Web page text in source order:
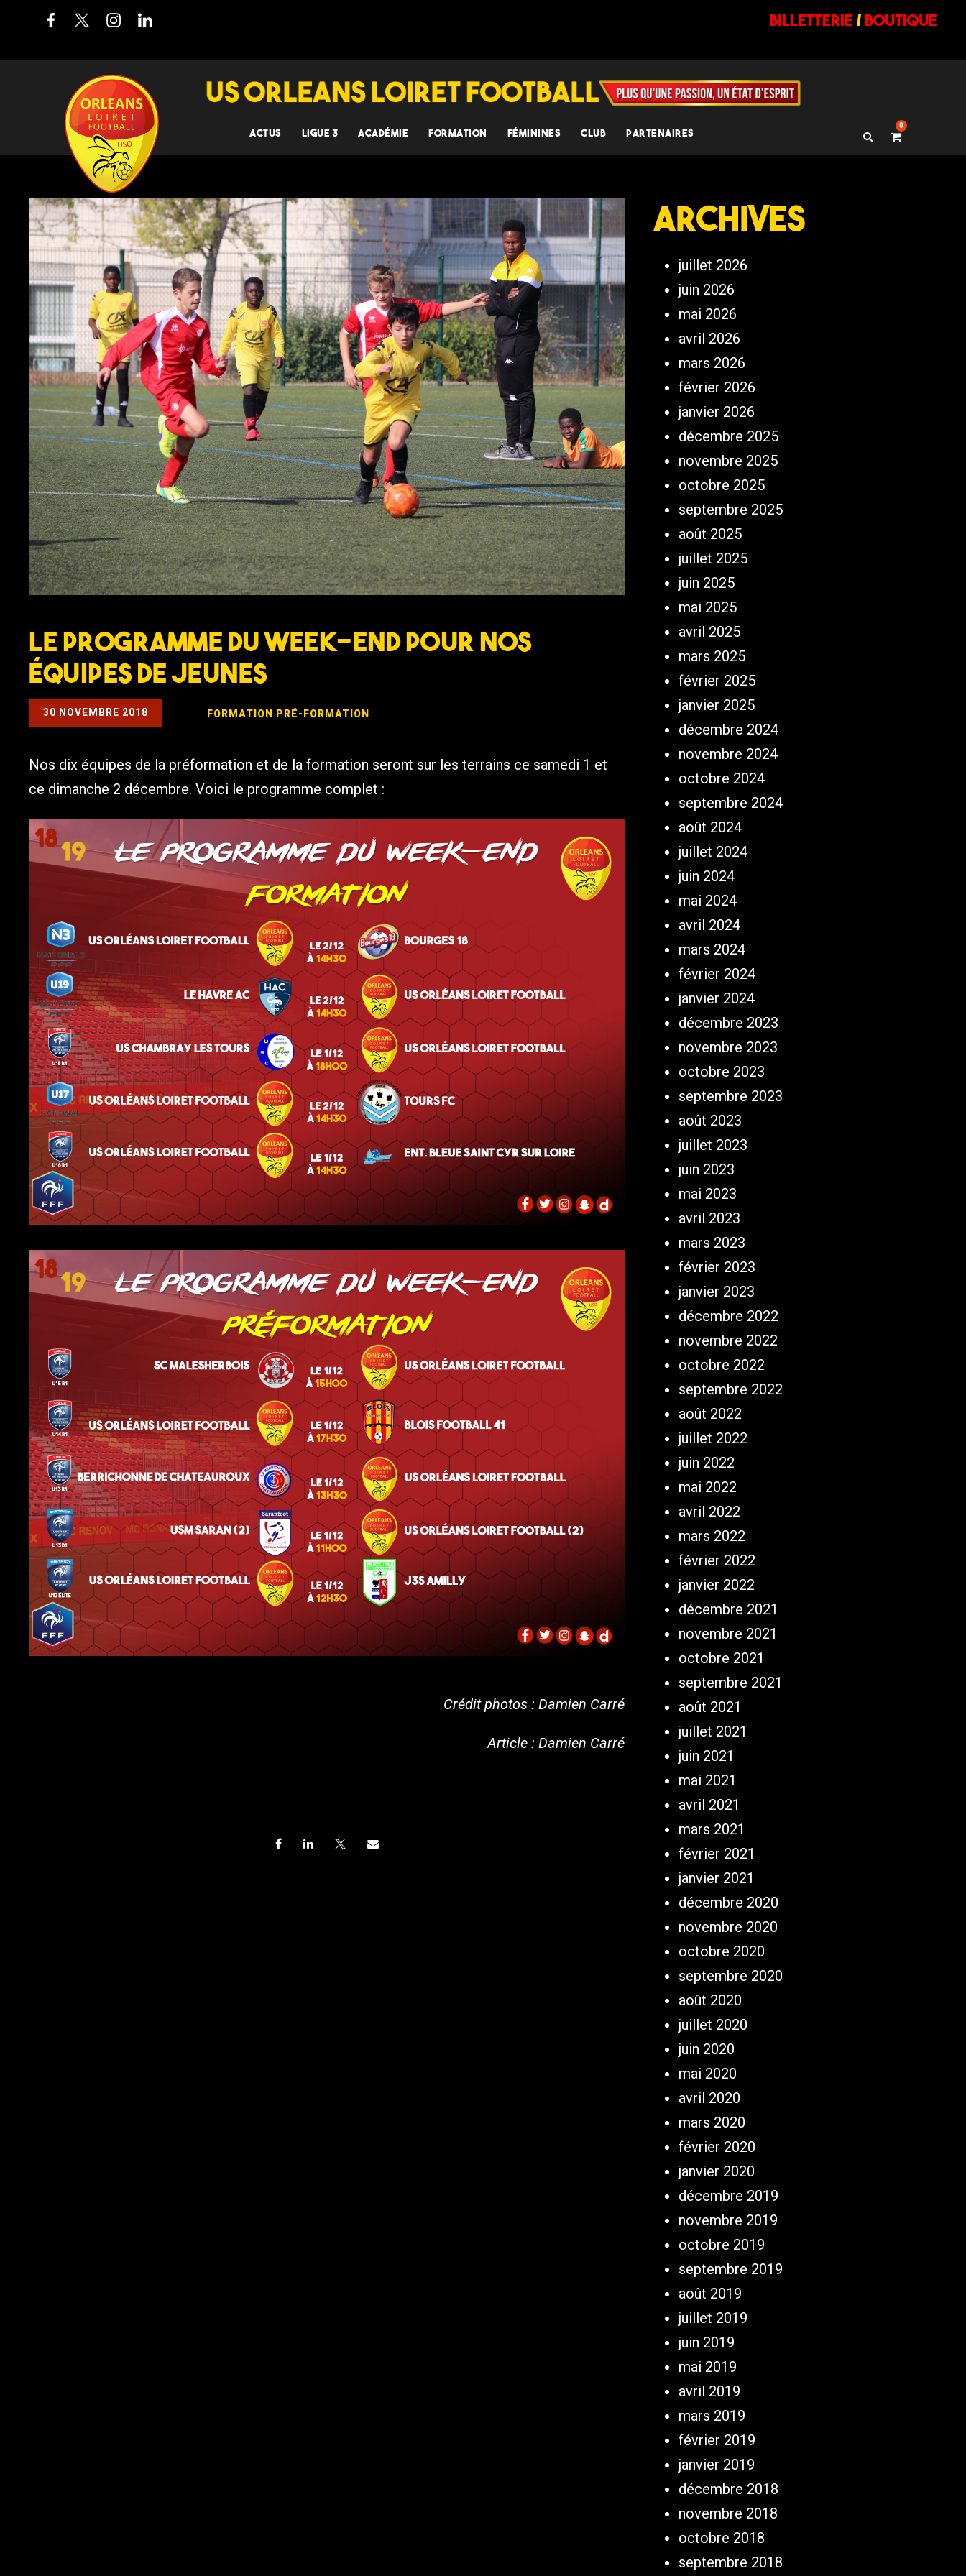
billetterie/ BOUTIQUE
ACTUS LIGUE 3 ACADÉMIE FORMATION FÉMININES CLUB PARTENAIRES
0
Le programme du week-end pour nos
équipes de jeunes
30 NOVEMBRE 2018 FORMATION PRÉ-FORMATION
Nos dix équipes de la préformation et de la formation seront sur les terrains ce samedi 1 et
ce dimanche 2 décembre. Voici le programme complet :
Crédit photos : Damien Carré
Article : Damien Carré
Archives
juillet 2026
juin 2026
mai 2026
avril 2026
mars 2026
février 2026
janvier 2026
décembre 2025
novembre 2025
octobre 2025
septembre 2025
août 2025
juillet 2025
juin 2025
mai 2025
avril 2025
mars 2025
février 2025
janvier 2025
décembre 2024
novembre 2024
octobre 2024
septembre 2024
août 2024
juillet 2024
juin 2024
mai 2024
avril 2024
mars 2024
février 2024
janvier 2024
décembre 2023
novembre 2023
octobre 2023
septembre 2023
août 2023
juillet 2023
juin 2023
mai 2023
avril 2023
mars 2023
février 2023
janvier 2023
décembre 2022
novembre 2022
octobre 2022
septembre 2022
août 2022
juillet 2022
juin 2022
mai 2022
avril 2022
mars 2022
février 2022
janvier 2022
décembre 2021
novembre 2021
octobre 2021
septembre 2021
août 2021
juillet 2021
juin 2021
mai 2021
avril 2021
mars 2021
février 2021
janvier 2021
décembre 2020
novembre 2020
octobre 2020
septembre 2020
août 2020
juillet 2020
juin 2020
mai 2020
avril 2020
mars 2020
février 2020
janvier 2020
décembre 2019
novembre 2019
octobre 2019
septembre 2019
août 2019
juillet 2019
juin 2019
mai 2019
avril 2019
mars 2019
février 2019
janvier 2019
décembre 2018
novembre 2018
octobre 2018
septembre 2018